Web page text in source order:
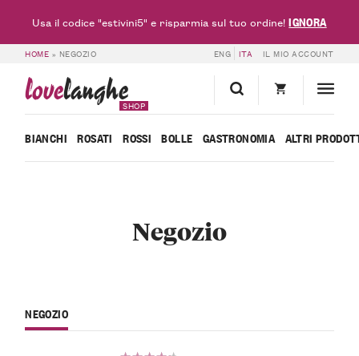
HOME » NEGOZIO ENG ITA IL MIO ACCOUNT
lovelanghe
SHOP
BIANCHI ROSATI ROSSI BOLLE GASTRONOMIA ALTRI
Negozio
NEGOZIO
Usa il codice "estivini5" e risparmia sul tuo ordine!IGNORA